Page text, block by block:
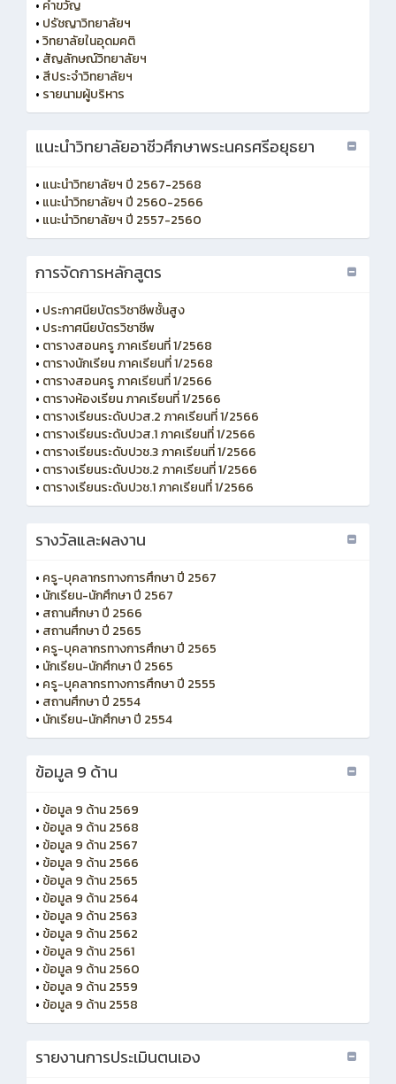
• คำขวัญ
• ปรัชญาวิทยาลัยฯ
•วิทยาลัยในอุดมคติ
• สัญลักษณ์วิทยาลัยฯ
• สีประจำวิทยาลัยฯ
• รายนามผู้บริหาร
แนะนำวิทยาลัยอาชีวศึกษาพระนครศรีอยุธยา
• แนะนำวิทยาลัยฯ ปี 2567-2568
• แนะนำวิทยาลัยฯ ปี 2560-2566
• แนะนำวิทยาลัยฯ ปี 2557-2560
การจัดการหลักสูตร
• ประกาศนียบัตรวิชาชีพชั้นสูง
• ประกาศนียบัตรวิชาชีพ
• ตารางสอนครู ภาคเรียนที่ 1/2568
• ตารางนักเรียน ภาคเรียนที่ 1/2568
• ตารางสอนครู ภาคเรียนที่ 1/2566
• ตารางห้องเรียน ภาคเรียนที่ 1/2566
• ตารางเรียนระดับปวส.2 ภาคเรียนที่ 1/2566
• ตารางเรียนระดับปวส.1 ภาคเรียนที่ 1/2566
• ตารางเรียนระดับปวช.3 ภาคเรียนที่ 1/2566
• ตารางเรียนระดับปวช.2 ภาคเรียนที่ 1/2566
• ตารางเรียนระดับปวช.1 ภาคเรียนที่ 1/2566
รางวัลและผลงาน
• ครู-บุคลากรทางการศึกษา ปี 2567
• นักเรียน-นักศึกษา ปี 2567
• สถานศึกษา ปี 2566
• สถานศึกษา ปี 2565
• ครู-บุคลากรทางการศึกษา ปี 2565
• นักเรียน-นักศึกษา ปี 2565
• ครู-บุคลากรทางการศึกษา ปี 2555
• สถานศึกษา ปี 2554
• นักเรียน-นักศึกษา ปี 2554
ข้อมูล 9 ด้าน
• ข้อมูล 9 ด้าน 2569
• ข้อมูล 9 ด้าน 2568
• ข้อมูล 9 ด้าน 2567
• ข้อมูล 9 ด้าน 2566
• ข้อมูล 9 ด้าน 2565
• ข้อมูล 9 ด้าน 2564
• ข้อมูล 9 ด้าน 2563
• ข้อมูล 9 ด้าน 2562
• ข้อมูล 9 ด้าน 2561
• ข้อมูล 9 ด้าน 2560
• ข้อมูล 9 ด้าน 2559
• ข้อมูล 9 ด้าน 2558
รายงานการประเมินตนเอง